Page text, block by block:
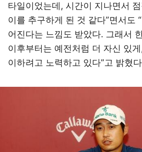
타일이었는데, 시간이 지나면서
이를 추구하게 된 것 같다”면서도
어진다는 느낌도 받았다. 그래서
이후부터는 예전처럼 더 자신 있
이하려고 노력하고 있다”고 밝혔